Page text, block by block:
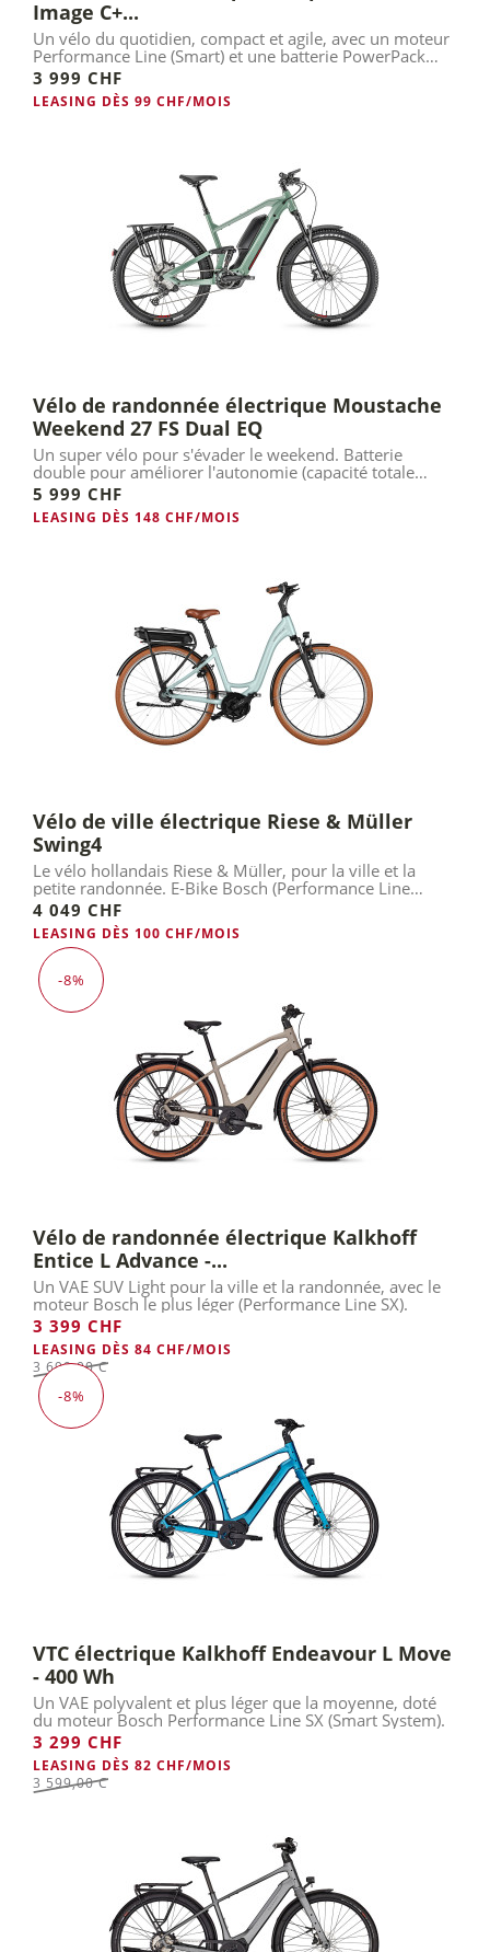
Image C+...
Un vélo du quotidien, compact et agile, avec un moteur
Performance Line (Smart) et une batterie PowerPack
545.
3 999 CHF
LEASING DÈS 99 CHF/MOIS
Vélo de randonnée électrique Moustache
Weekend 27 FS Dual EQ
Un super vélo pour s'évader le weekend. Batterie
double pour améliorer l'autonomie (capacité totale
1125 Wh).
5 999 CHF
LEASING DÈS 148 CHF/MOIS
Vélo de ville électrique Riese & Müller
Swing4
Le vélo hollandais Riese & Müller, pour la ville et la
petite randonnée. E-Bike Bosch (Performance Line
Smart).
4 049 CHF
LEASING DÈS 100 CHF/MOIS
-8%
Vélo de randonnée électrique Kalkhoff
Entice L Advance -...
Un VAE SUV Light pour la ville et la randonnée, avec le
moteur Bosch le plus léger (Performance Line SX).
3 399 CHF
LEASING DÈS 84 CHF/MOIS
3 699,00 Chf
-8%
VTC électrique Kalkhoff Endeavour L Move
- 400 Wh
Un VAE polyvalent et plus léger que la moyenne, doté
du moteur Bosch Performance Line SX (Smart System).
3 299 CHF
LEASING DÈS 82 CHF/MOIS
3 599,00 Chf